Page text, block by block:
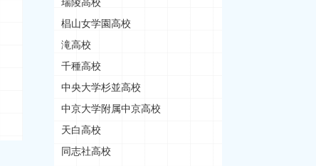
椙山女学園高校
滝高校
千種高校
中央大学杉並高校
中京大学附属中京高校
天白高校
同志社高校